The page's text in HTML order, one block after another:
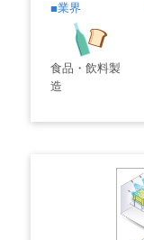
業界
食品・飲料製
造